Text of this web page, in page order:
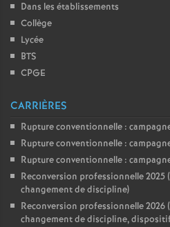
Dans les établissements
Collège
Lycée
BTS
CPGE
CARRIÈRES
Rupture conventionnelle :
Rupture conventionnelle :
Rupture conventionnelle :
Reconversion professionnelle 2025
changement de discipline)
Reconversion professionnelle 2026
changement de discipline,